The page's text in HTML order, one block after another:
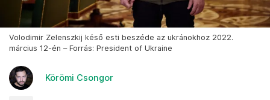
Volodimir Zelenszkij késő esti beszéde az ukránokhoz 2022.
március 12-én – Forrás: President of Ukraine
Körömi Csongor